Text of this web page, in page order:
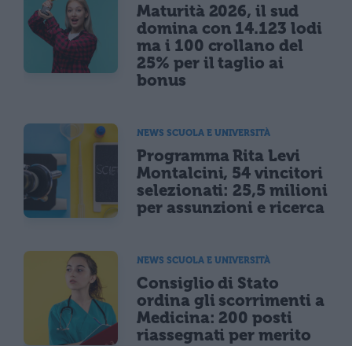
Maturità 2026, il sud
domina con 14.123 lodi
ma i 100 crollano del
25% per il taglio ai
bonus
NEWS SCUOLA E UNIVERSITÀ
Programma Rita Levi
Montalcini, 54 vincitori
selezionati: 25,5 milioni
per assunzioni e ricerca
NEWS SCUOLA E UNIVERSITÀ
Consiglio di Stato
ordina gli scorrimenti a
Medicina: 200 posti
riassegnati per merito